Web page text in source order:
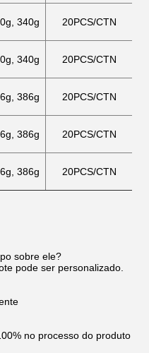
340g 20PCS/CTN
340g 20PCS/CTN
386g 20PCS/CTN
386g 20PCS/CTN
386g 20PCS/CTN
sobre ele?
pode ser personalizado.
no processo do produto